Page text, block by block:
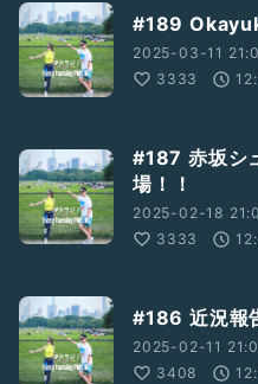
#189
2025-03-11
3333
#187 赤坂シ
場！！
2025-02-18
3333
#186 近況報
2025-02-11
3408